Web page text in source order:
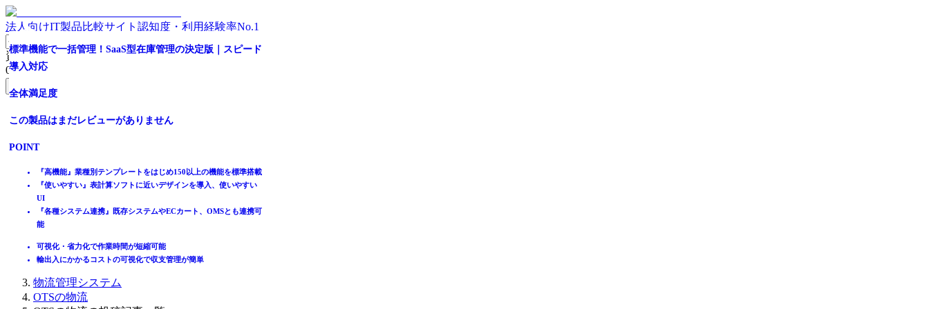
法人向けIT製品比較サイト 認知度・利用経験率No.1
資料請求リスト
0件
無料資料請求フォームへ
ホーム
製品を探す
ランキングから探す
はじめての方へ
掲載について
イベントでリード獲得
動画で学ぶ
IT製品比較TOP
物流管理システム
OTSの物流
グローバル統合物流管理
★★★★★
POINT
可視化・省力化で作業時間が短縮可能
輸出入にかかるコストの可視化で収支管理が簡単
統合物流管理システム
入出荷業務・配送業務の予実を管理します
庫内作業の平準化・新規顧客の早期対応
全体満足度
ロボットで現場の省力化・省人化を推進！生産性向上が実現
素早く変化に対応し、導入効果を早期に享受
標準機能で一括管理！SaaS型在庫管理の決定版｜スピード
導入対応
全体満足度
この製品はまだレビューがありません
POINT
『高機能』業種別テンプレートをはじめ150以上の機能を標準搭載
『使いやすい』表計算ソフトに近いデザインを導入、使いやすい
UI
『各種システム連携』既存システムやECカート、OMSとも連携可
能